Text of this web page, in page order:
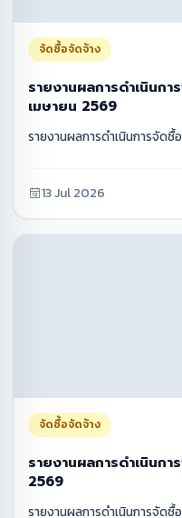
จัดซื้อจัดจ้าง
รายงานผลการดำเนินกา
เมษายน 2569
รายงานผลการดำเนินการจัดซื้
13 Jul 2026
จัดซื้อจัดจ้าง
รายงานผลการดำเนินก
2569
รายงานผลการดำเนินการจัดซื้